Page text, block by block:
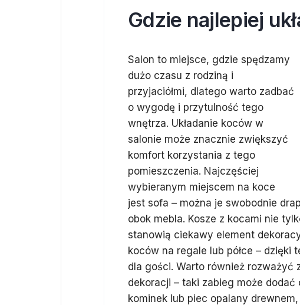
Gdzie najlepiej
Salon to miejsce, gdzie spędzamy
dużo czasu z rodziną i
przyjaciółmi, dlatego warto zadbać
o wygodę i przytulność tego
wnętrza. Układanie koców w
salonie może znacznie zwiększyć
komfort korzystania z tego
pomieszczenia. Najczęściej
wybieranym miejscem na koce
jest sofa – można je swobodnie
obok mebla. Kosze z kocami nie
stanowią ciekawy element
koców na regale lub półce – dzięki
dla gości. Warto również rozważyć
dekoracji – taki zabieg może
kominek lub piec opalany